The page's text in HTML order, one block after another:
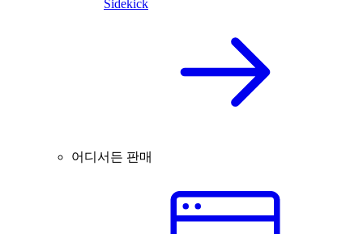
Sidekick
어디서든 판매